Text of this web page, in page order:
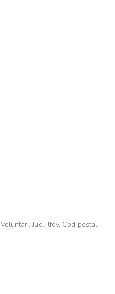
Jud. Ilfov, Cod postal: